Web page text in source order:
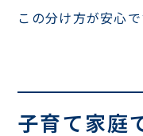
この分け方が安心で
子育て家庭